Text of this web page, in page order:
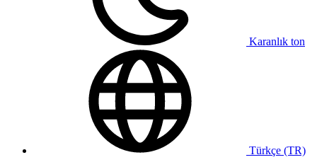
Karanlık ton
Türkçe (TR)